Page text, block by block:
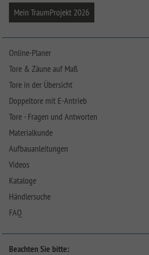
Mein TraumProjekt 2026
Online-Planer
Tore & Zäune auf Maß
Tore in der Übersicht
Doppeltore mit E-Antrieb
Tore - Fragen und Antworten
Materialkunde
Aufbauanleitungen
Videos
Kataloge
Händlersuche
FAQ
Beachten Sie bitte: